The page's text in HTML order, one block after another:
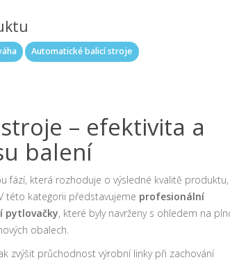
Automatické balicí stroje
– efektivita a
balení
fází, která rozhoduje o výsledné kvalitě produktu,
této kategorii představujeme profesionální
pytlovačky, které byly navrženy s ohledem na
obalech.
zvýšit průchodnost výrobní linky při zachování